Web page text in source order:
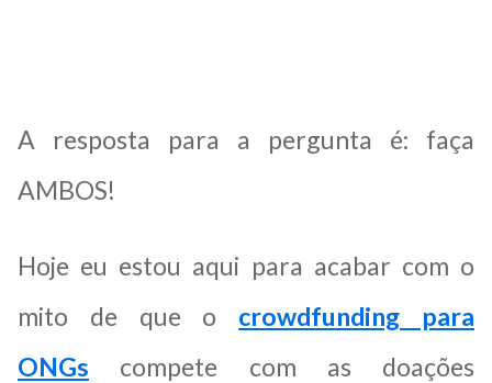
A resposta para a pergunta é: faça
AMBOS!
Hoje eu estou aqui para acabar com o
mito de que o
crowdfunding para
ONGs
compete com as doações